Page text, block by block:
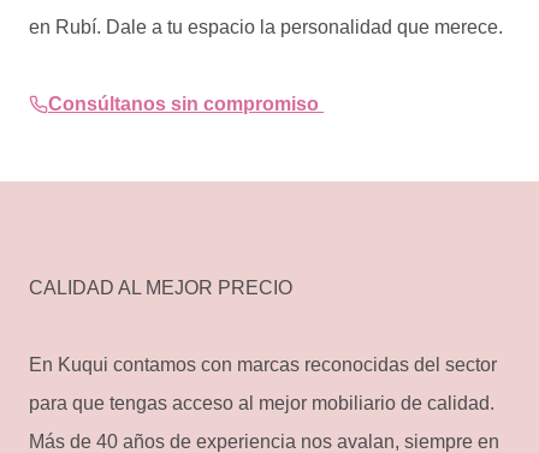
en Rubí. Dale a tu espacio la personalidad que merece.
Consúltanos sin compromiso
CALIDAD AL MEJOR PRECIO
En Kuqui contamos con marcas reconocidas del sector
para que tengas acceso al mejor mobiliario de calidad.
Más de 40 años de experiencia nos avalan, siempre en